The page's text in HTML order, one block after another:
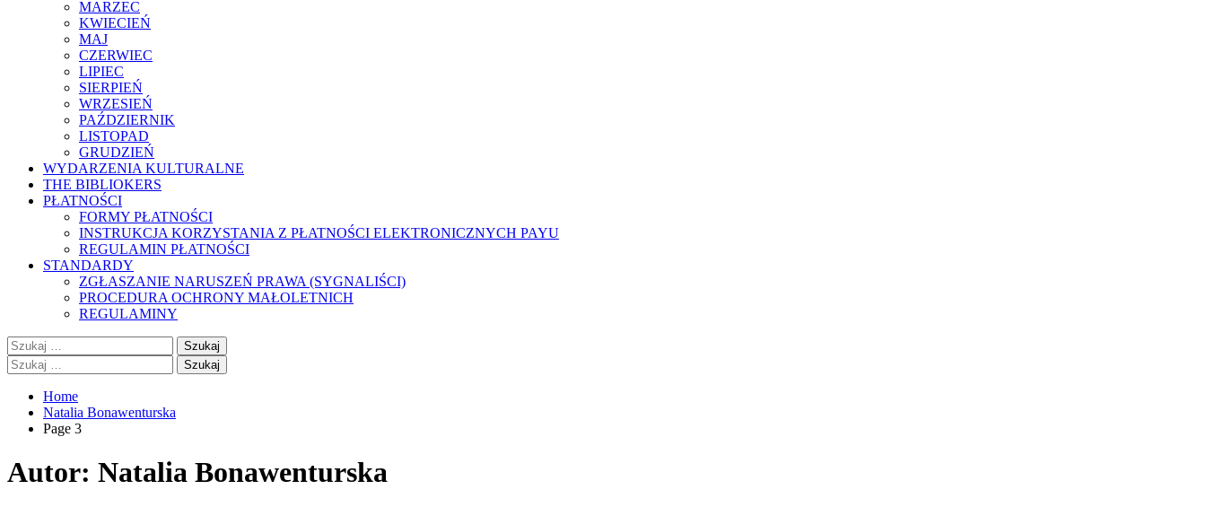
MARZEC
KWIECIEŃ
MAJ
CZERWIEC
LIPIEC
SIERPIEŃ
WRZESIEŃ
PAŹDZIERNIK
LISTOPAD
GRUDZIEŃ
WYDARZENIA KULTURALNE
THE BIBLIOKERS
PŁATNOŚCI
FORMY PŁATNOŚCI
INSTRUKCJA KORZYSTANIA Z PŁATNOŚCI ELEKTRONICZNYCH PAYU
REGULAMIN PŁATNOŚCI
STANDARDY
ZGŁASZANIE NARUSZEŃ PRAWA (SYGNALIŚCI)
PROCEDURA OCHRONY MAŁOLETNICH
REGULAMINY
Szukaj:
Szukaj:
Home
Natalia Bonawenturska
Page 3
Autor: Natalia Bonawenturska